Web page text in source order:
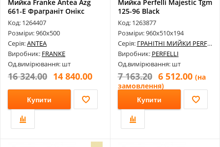
Мийка Franke Antea Azg
661-E Фраграніт Онікс
114.049...
Код: 1264407
Розміри: 960х500
Серія:ANTEA
Виробник: FRANKE
Од.вимірювання: шт
16 324.00 14 840.00
Купити
Мийка Perfelli Majestic Tgm
125-96 Black
Код: 1263877
Розміри: 960х510х194
Серія: ГРАНІТНІ МИЙКИ PERFELLI
Виробник: PERFELLI
Од.вимірювання: шт
7 163.20 6 512.00 (на
замовлення)
Купити